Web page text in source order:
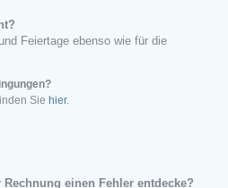
Feiertage ebenso wie für die
Sie hier.
einen Fehler entdecke?